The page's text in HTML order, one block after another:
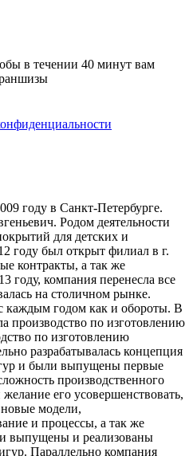
в течении 40 минут вам
году в Санкт-Петербурге.
Родом деятельности
для детских и
году был открыт филиал в г.
контракты, а так же
году, компания перенесла все
на столичном рынке.
каждым годом как и обороты. В
производство по изготовлению
по изготовлению
разрабатывалась концепция
и были выпущены первые
производственного
его усовершенствовать,
новые модели,
и процессы, а так же
выпущены и реализованы
Параллельно компания